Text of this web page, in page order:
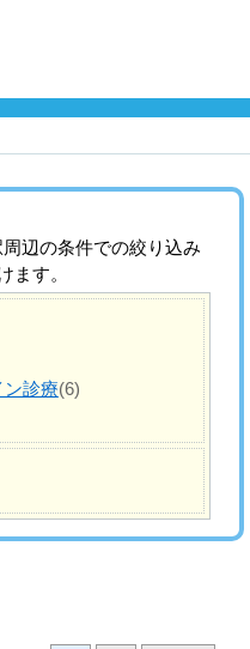
辺の条件での絞り込み
ます。
ン診療(6)